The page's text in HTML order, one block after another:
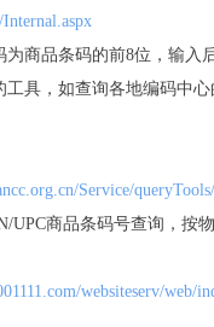
商品条码的前8位，输入
具，如查询各地编码中
Service/
UPC商品条码号查询，按
websiteserv/web/